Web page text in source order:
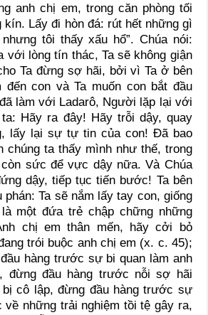
anh chị em, trong căn phòng tối
kín. Lấy đi hòn đá: rút hết những gì
tôi thấy xấu hổ”. Chúa nói:
với lòng tín thác, Ta sẽ không giận
Ta đừng sợ hãi, bởi vì Ta ở bên
đến con và Ta muốn con bắt đầu
làm với Ladarô, Người lặp lại với
Hãy ra đây! Hãy trỗi dậy, quay
lấy lại sự tự tin của con! Đã bao
chúng ta thấy mình như thế, trong
còn sức để vực dậy nữa. Và Chúa
dậy, tiếp tục tiến bước! Ta bên
phán: Ta sẽ nắm lấy tay con, giống
một đứa trẻ chập chững những
chị em thân mến, hãy cởi bỏ
trói buộc anh chị em (x. c. 45);
hàng trước sự bi quan làm anh
đừng đầu hàng trước nỗi sợ hãi
bị cô lập, đừng đầu hàng trước sự
về những trải nghiệm tồi tệ gây ra,